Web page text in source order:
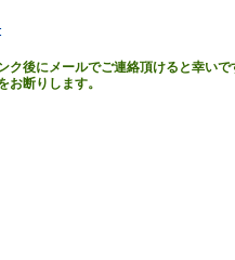
後にメールでご連絡頂けると幸いで
断りします。